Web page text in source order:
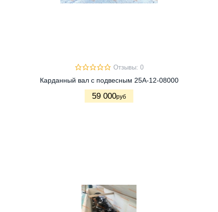
Отзывы: 0
Карданный вал с подвесным 25A-12-08000
59 000руб